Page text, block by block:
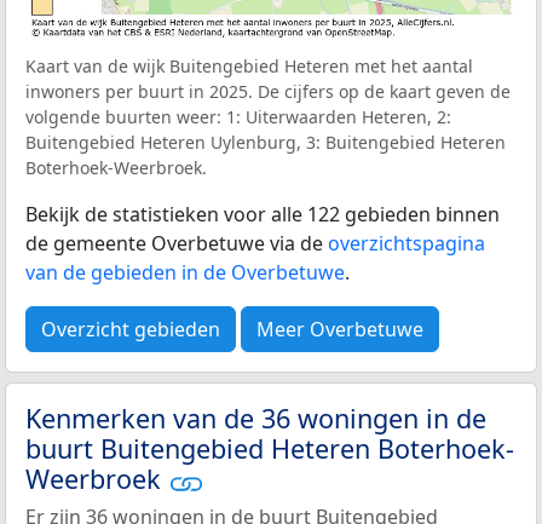
Kaart van de wijk Buitengebied Heteren met het aantal
inwoners per buurt in 2025. De cijfers op de kaart geven de
volgende buurten weer: 1: Uiterwaarden Heteren, 2:
Buitengebied Heteren Uylenburg, 3: Buitengebied Heteren
Boterhoek-Weerbroek.
Bekijk de statistieken voor alle 122 gebieden binnen
de gemeente Overbetuwe via deoverzichtspagina
van de gebieden in de Overbetuwe.
Overzicht gebieden Meer Overbetuwe
Kenmerken van de 36 woningen in de
buurt Buitengebied Heteren Boterhoek-
Weerbroek
Er zijn 36 woningen in de buurt Buitengebied